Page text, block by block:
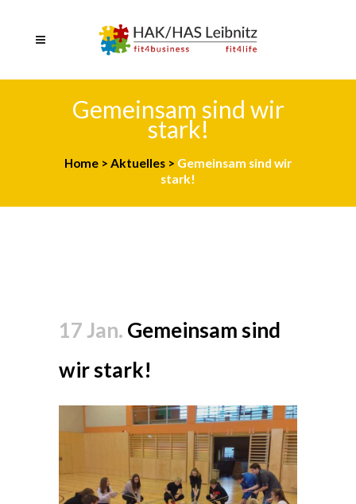
Gemeinsam sind wir
stark!
Home > Aktuelles > Gemeinsam sind wir
stark!
17 Jan. Gemeinsam sind
wir stark!